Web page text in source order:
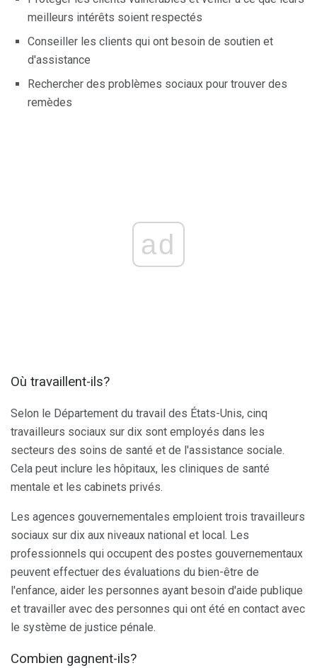
meilleurs intérêts soient respectés
Conseiller les clients qui ont besoin de soutien et
d'assistance
Rechercher des problèmes sociaux pour trouver des
remèdes
ad
Où travaillent-ils?
Selon le Département du travail des États-Unis, cinq
travailleurs sociaux sur dix sont employés dans les
secteurs des soins de santé et de l'assistance sociale.
Cela peut inclure les hôpitaux, les cliniques de santé
mentale et les cabinets privés.
Les agences gouvernementales emploient trois travailleurs
sociaux sur dix aux niveaux national et local. Les
professionnels qui occupent des postes gouvernementaux
peuvent effectuer des évaluations du bien-être de
l'enfance, aider les personnes ayant besoin d'aide publique
et travailler avec des personnes qui ont été en contact avec
le système de justice pénale.
Combien gagnent-ils?